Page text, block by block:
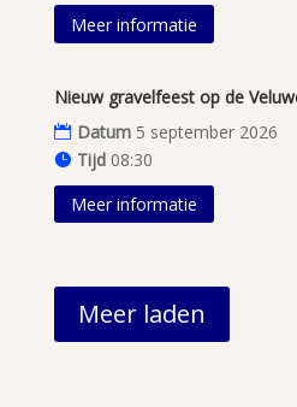
Meer informatie
Nieuw gravelfeest op de
Datum 5 september 2026
Tijd 08:30
Meer informatie
Meer laden